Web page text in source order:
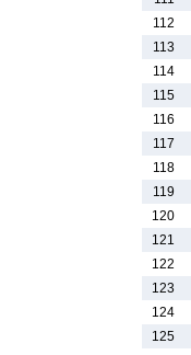
112
113
114
115
116
117
118
119
120
121
122
123
124
125